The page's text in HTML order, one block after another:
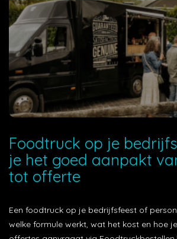
Foodtruck op je
je het goed aanpakt
tot offerte
Een foodtruck op je bedrijfsfeest of
welke formule werkt, wat het kost en hoe